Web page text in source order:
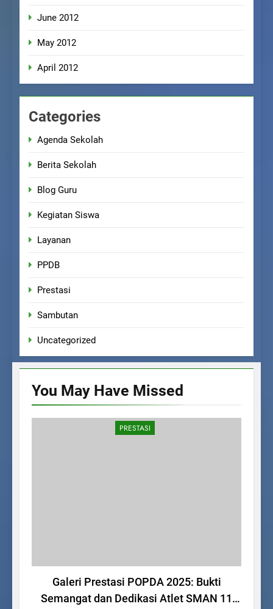
June 2012
May 2012
April 2012
Categories
Agenda Sekolah
Berita Sekolah
Blog Guru
Kegiatan Siswa
Layanan
PPDB
Prestasi
Sambutan
Uncategorized
You May Have Missed
PRESTASI
Galeri Prestasi POPDA 2025: Bukti
Semangat dan Dedikasi Atlet SMAN 11